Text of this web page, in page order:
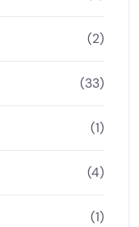
(2)
(33)
(1)
(4)
(1)